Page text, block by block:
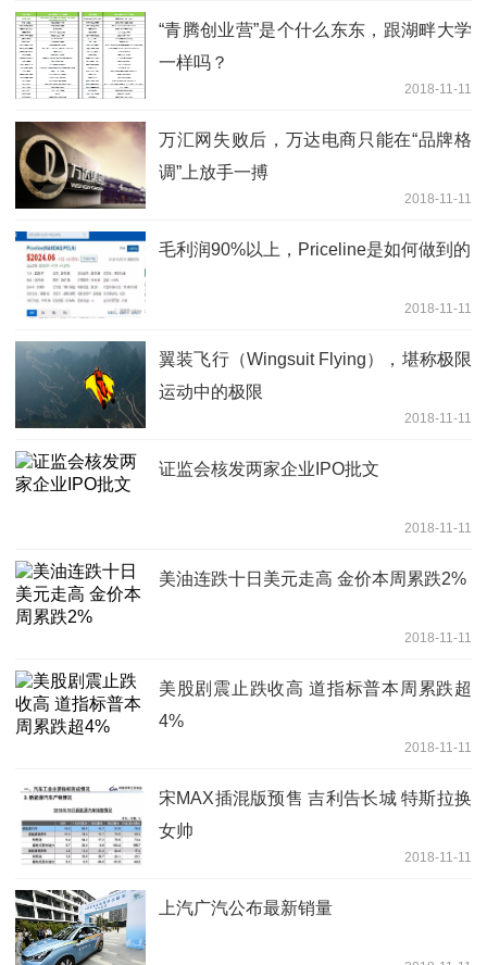
“青腾创业营”是个什么东东，跟湖畔大学
一样吗？
2018-11-11
万汇网失败后，万达电商只能在“品牌格
调”上放手一搏
2018-11-11
毛利润90%以上，Priceline是如何做到的
2018-11-11
翼装飞行（Wingsuit Flying），堪称极限
运动中的极限
2018-11-11
证监会核发两家企业IPO批文
2018-11-11
美油连跌十日美元走高 金价本周累跌2%
2018-11-11
美股剧震止跌收高 道指标普本周累跌超
4%
2018-11-11
宋MAX插混版预售 吉利告长城 特斯拉换
女帅
2018-11-11
上汽广汽公布最新销量